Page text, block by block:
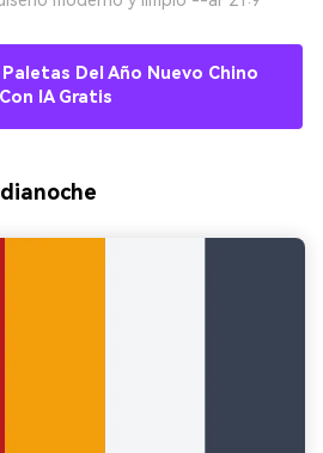
Del Año Nuevo Chino
Con IA Gratis